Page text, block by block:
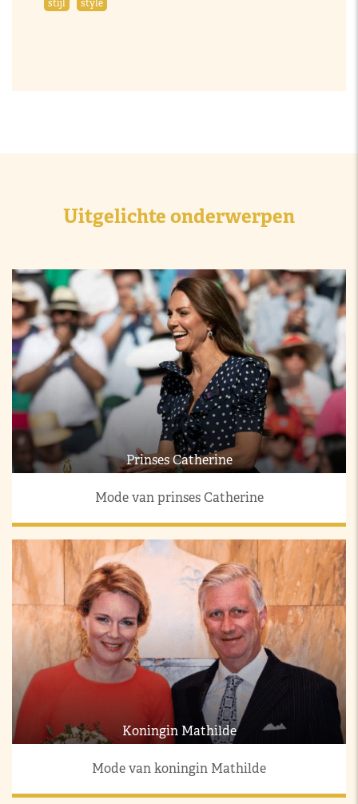
stijl
style
Uitgelichte onderwerpen
Prinses Catherine
Mode van prinses Catherine
Koningin Mathilde
Mode van koningin Mathilde